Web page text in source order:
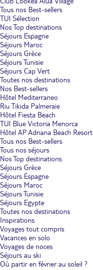
Tous nos Best-sellers
TUI Sélection
Nos Top destinations
Séjours Espagne
Séjours Maroc
Séjours Grèce
Séjours Tunisie
Séjours Cap Vert
Toutes nos destinations
Nos Best-sellers
Hôtel Mediterraneo
Riu Tikida Palmeraie
Hôtel Fiesta Beach
TUI Blue Victoria Menorca
Hôtel AP Adriana Beach Resort
Tous nos Best-sellers
Tous nos séjours
Nos Top destinations
Séjours Grèce
Séjours Espagne
Séjours Maroc
Séjours Tunisie
Séjours Egypte
Toutes nos destinations
Inspirations
Voyages tout compris
Vacances en solo
Voyages de noces
Séjours au ski
Où partir en février au soleil ?